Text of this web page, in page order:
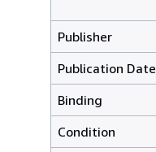
Publisher
Publication Date
Binding
Condition